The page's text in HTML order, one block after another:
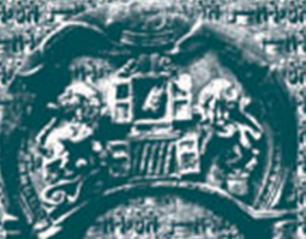
Joseph Weiss
דוד גולדשטין